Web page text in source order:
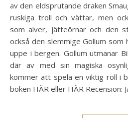
av den eldsprutande draken
ruskiga troll och vättar, men
som alver, jätteörnar och den
också den slemmige Gollum
uppe i bergen. Gollum utmanar
där av med sin magiska
kommer att spela en viktig roll i
boken HÄR eller HÄR Recension: